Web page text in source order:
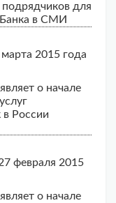
для
в СМИ
2015 года
о начале
в России
февраля 2015
о начале